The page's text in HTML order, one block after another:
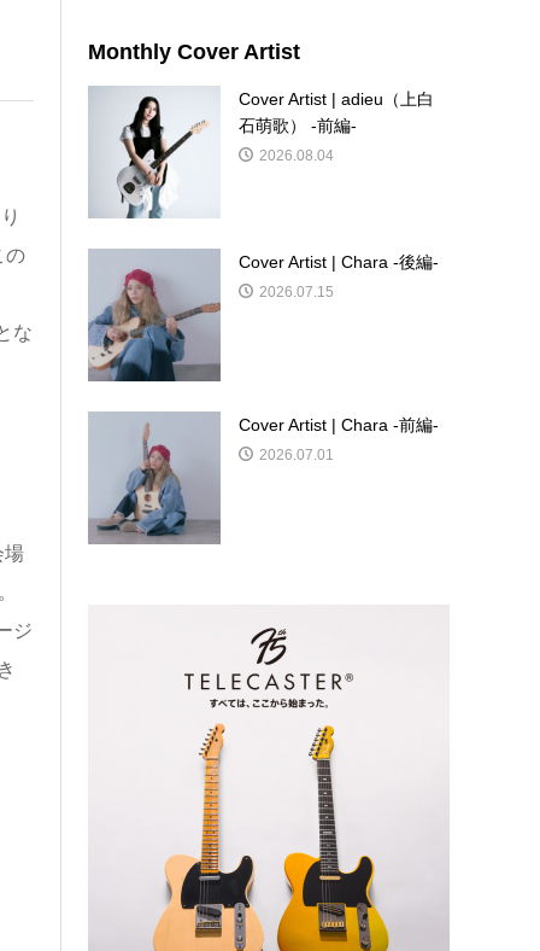
の
な
場
ジ
Monthly Cover Artist
Cover Artist | adieu（上白
石萌歌） -前編-
2026.08.04
Cover Artist | Chara -後編-
2026.07.15
Cover Artist | Chara -前編-
2026.07.01